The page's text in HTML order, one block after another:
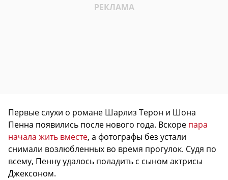
Первые слухи о романе Шарлиз Терон и Шона
Пенна появились после нового года. Вскоре пара
начала жить вместе, а фотографы без устали
снимали возлюбленных во время прогулок. Судя по
всему, Пенну удалось поладить с сыном актрисы
Джексоном.